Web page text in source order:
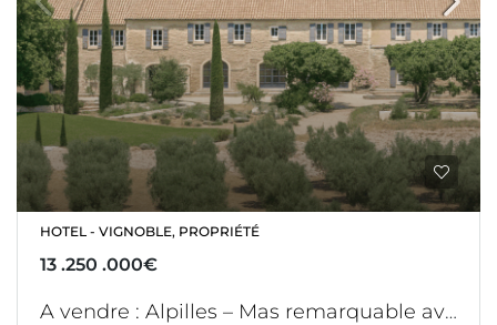
HOTEL - VIGNOBLE, PROPRIÉTÉ
13 .250 .000€
A vendre : Alpilles – Mas remarquable avec commercialité au coeur d’un domaine Oléicole à quelques enjambées de St Remy de Provence